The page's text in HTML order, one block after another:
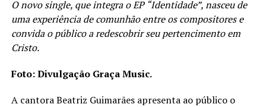
O novo single, que integra o EP “Identidade”, nasceu de
uma experiência de comunhão entre os compositores e
convida o público a redescobrir seu pertencimento em
Cristo.
Foto: Divulgação Graça Music.
A cantora Beatriz Guimarães apresenta ao público o